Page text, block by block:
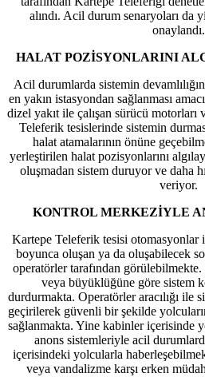
alındı. Acil durum senaryoları da
onaylandı.
HALAT POZİSYONLARINI
Acil durumlarda sistemin
en yakın istasyondan sağlanması
dizel yakıt ile çalışan sürücü motorları
Teleferik tesislerinde sistemin
halat atamalarının önüne
yerleştirilen halat pozisyonlarını
oluşmadan sistem duruyor ve daha
veriyor.
KONTROL MERKEZİYLE
Kartepe Teleferik tesisi otomasyonlar
boyunca oluşan ya da oluşabilecek
operatörler tarafından
veya büyüklüğüne göre sistem
durdurmakta. Operatörler aracılığı ile
geçirilerek güvenli bir şekilde
sağlanmakta. Yine kabinler içerisinde
anons sistemleriyle acil
içerisindeki yolcularla
veya vandalizme karşı erken